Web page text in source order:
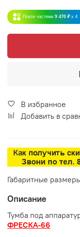
Плати частями 9 470 ₽ x 4
В избранное
Добавить в
Габаритные
Описание
Тумба под
ФРЕСКА-66